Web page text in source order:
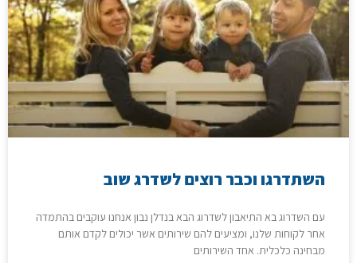
השתדרגו וכבר רוצים לשדרג שוב
עם השדרוג בא התיאבון לשדרוג הבא בנדלן נבון אנחנו עוקבים בהתמדה
אחר לקוחות שלנו, ומציעים להם שירותים אשר יכולים לקדם אותם
מבחינה כלכלית. אחד השירותים